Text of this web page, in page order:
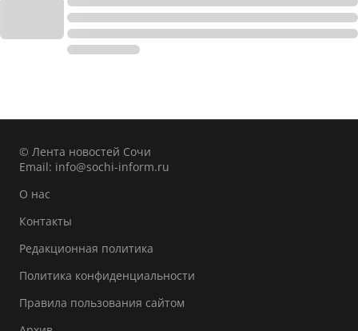
© Лента новостей Сочи
Email: info@sochi-inform.ru
О нас
Контакты
Редакционная политика
Политика конфиденциальности
Правила пользования сайтом